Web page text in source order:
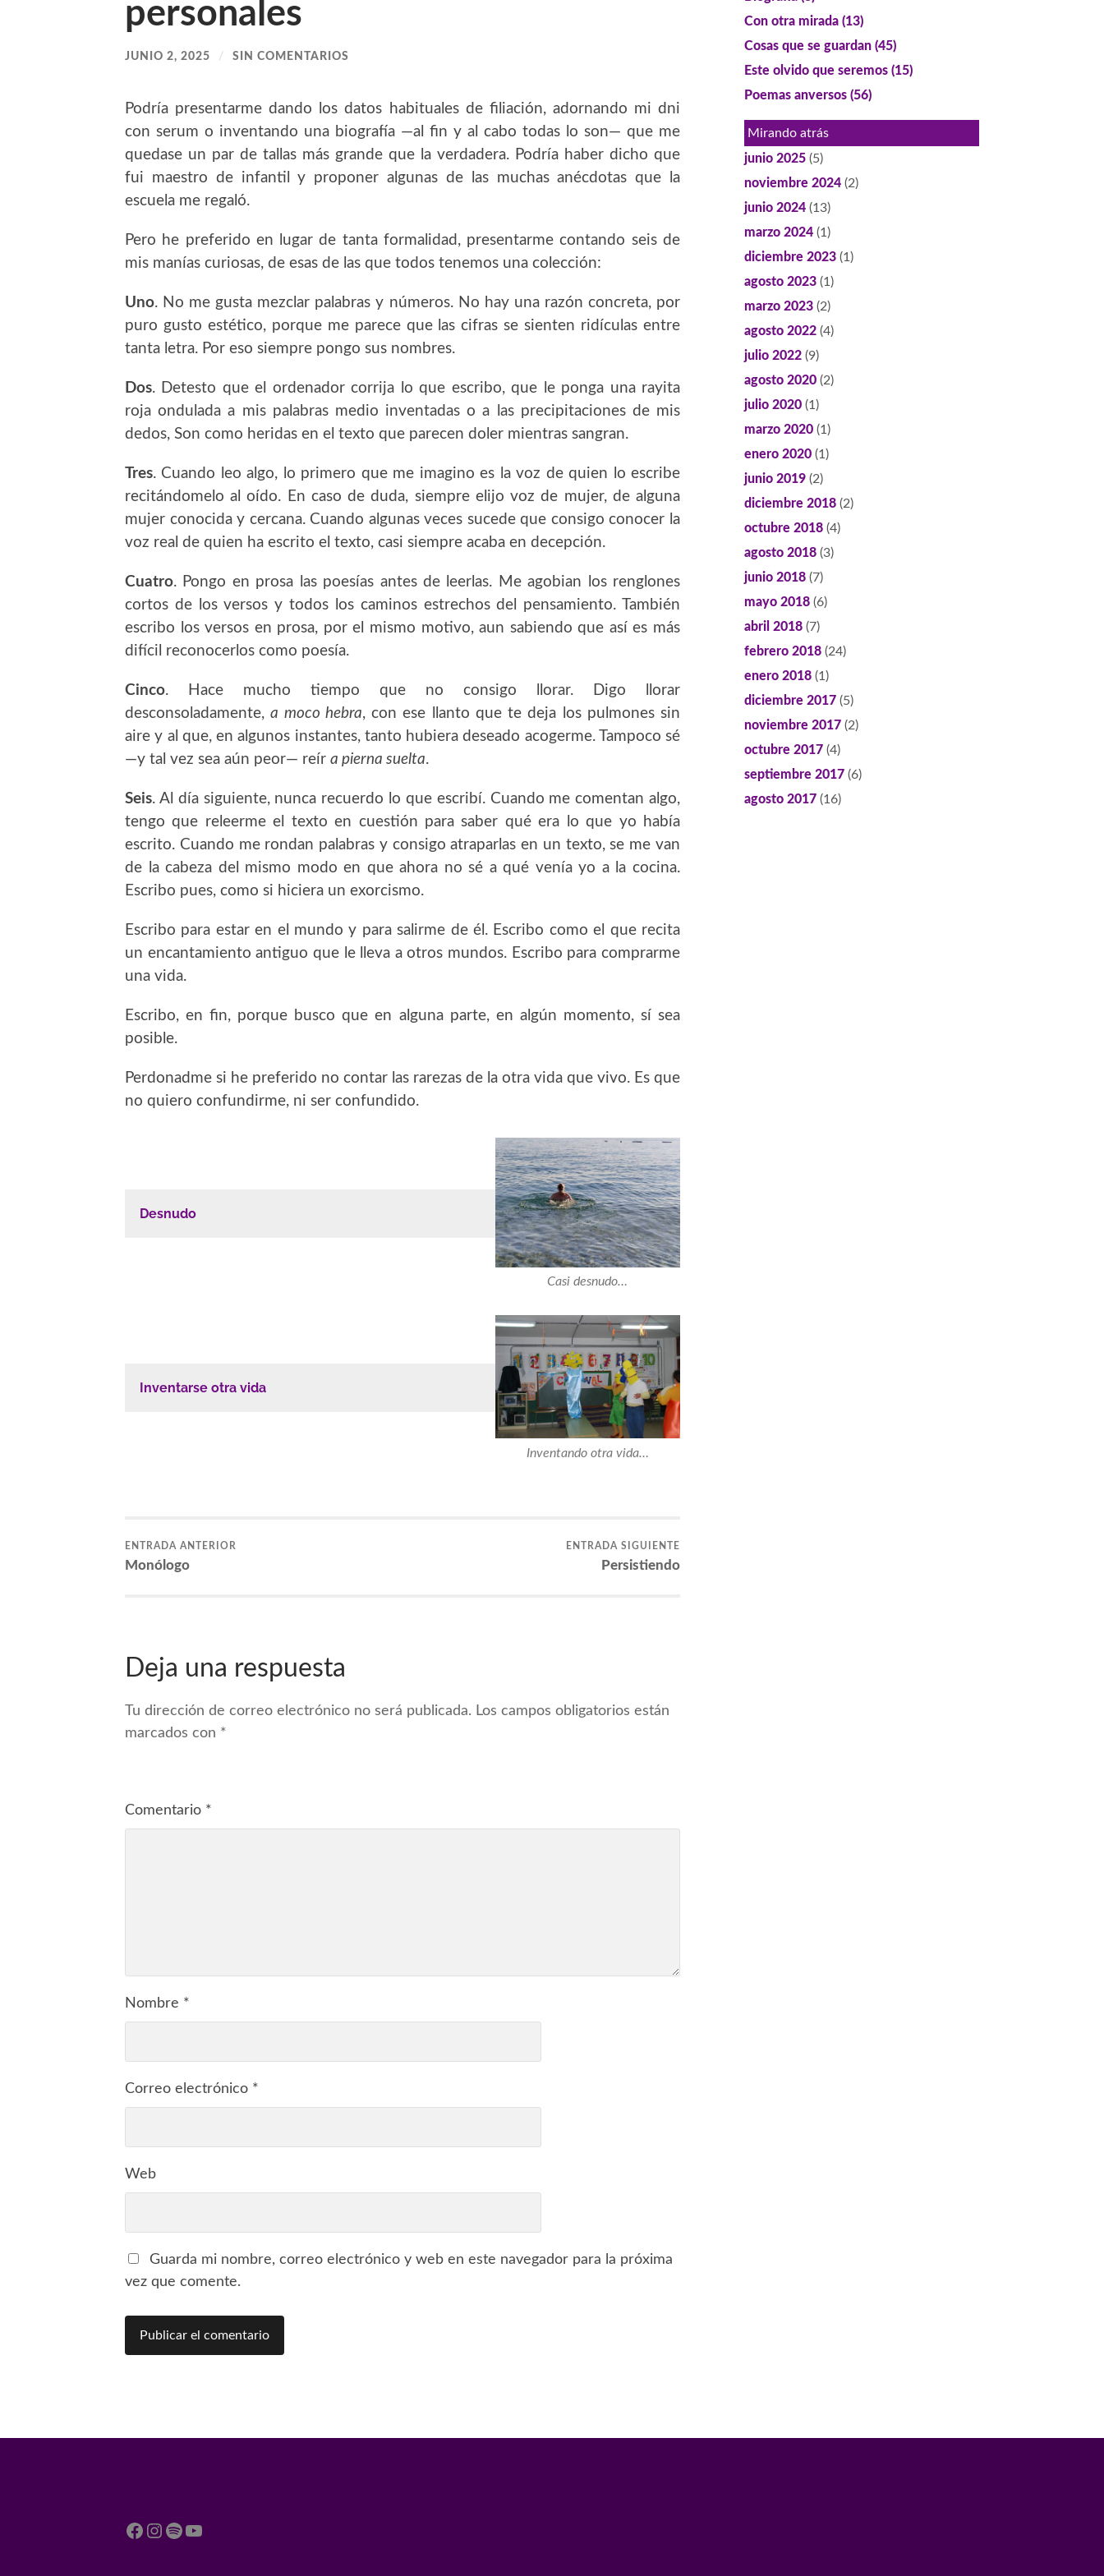
personales
JUNIO 2, 2025 / SIN COMENTARIOS
Podría presentarme dando los datos habituales de filiación, adornando mi dni
con serum o inventando una biografía —al fin y al cabo todas lo son— que me
quedase un par de tallas más grande que la verdadera. Podría haber dicho que
fui maestro de infantil y proponer algunas de las muchas anécdotas que la
escuela me regaló.
Pero he preferido en lugar de tanta formalidad, presentarme contando seis de
mis manías curiosas, de esas de las que todos tenemos una colección:
Uno. No me gusta mezclar palabras y números. No hay una razón concreta, por
puro gusto estético, porque me parece que las cifras se sienten ridículas entre
tanta letra. Por eso siempre pongo sus nombres.
Dos. Detesto que el ordenador corrija lo que escribo, que le ponga una rayita
roja ondulada a mis palabras medio inventadas o a las precipitaciones de mis
dedos, Son como heridas en el texto que parecen doler mientras sangran.
Tres. Cuando leo algo, lo primero que me imagino es la voz de quien lo escribe
recitándomelo al oído. En caso de duda, siempre elijo voz de mujer, de alguna
mujer conocida y cercana. Cuando algunas veces sucede que consigo conocer la
voz real de quien ha escrito el texto, casi siempre acaba en decepción.
Cuatro. Pongo en prosa las poesías antes de leerlas. Me agobian los renglones
cortos de los versos y todos los caminos estrechos del pensamiento. También
escribo los versos en prosa, por el mismo motivo, aun sabiendo que así es más
difícil reconocerlos como poesía.
Cinco. Hace mucho tiempo que no consigo llorar. Digo llorar
desconsoladamente,a moco hebra, con ese llanto que te deja los pulmones sin
aire y al que, en algunos instantes, tanto hubiera deseado acogerme. Tampoco sé
—y tal vez sea aún peor— reír a pierna suelta.
Seis. Al día siguiente, nunca recuerdo lo que escribí. Cuando me comentan algo,
tengo que releerme el texto en cuestión para saber qué era lo que yo había
escrito. Cuando me rondan palabras y consigo atraparlas en un texto, se me van
de la cabeza del mismo modo en que ahora no sé a qué venía yo a la cocina.
Escribo pues, como si hiciera un exorcismo.
Escribo para estar en el mundo y para salirme de él. Escribo como el que recita
un encantamiento antiguo que le lleva a otros mundos. Escribo para comprarme
una vida.
Escribo, en fin, porque busco que en alguna parte, en algún momento, sí sea
posible.
Perdonadme si he preferido no contar las rarezas de la otra vida que vivo. Es que
no quiero confundirme, ni ser confundido.
Desnudo
Casi desnudo…
Inventarse otra vida
Inventando otra vida…
ENTRADA ANTERIOR
Monólogo
ENTRADA SIGUIENTE
Persistiendo
Deja una respuesta
Tu dirección de correo electrónico no será publicada. Los campos obligatorios están
marcados con *
Comentario *
Nombre *
Correo electrónico *
Web
Guarda mi nombre, correo electrónico y web en este navegador para la próxima
vez que comente.
Con otra mirada (13)
Cosas que se guardan (45)
Este olvido que seremos (15)
Poemas anversos (56)
Mirando atrás
junio 2025 (5)
noviembre 2024 (2)
junio 2024 (13)
marzo 2024 (1)
diciembre 2023 (1)
agosto 2023 (1)
marzo 2023 (2)
agosto 2022 (4)
julio 2022 (9)
agosto 2020 (2)
julio 2020 (1)
marzo 2020 (1)
enero 2020 (1)
junio 2019 (2)
diciembre 2018 (2)
octubre 2018 (4)
agosto 2018 (3)
junio 2018 (7)
mayo 2018 (6)
abril 2018 (7)
febrero 2018 (24)
enero 2018 (1)
diciembre 2017 (5)
noviembre 2017 (2)
octubre 2017 (4)
septiembre 2017 (6)
agosto 2017 (16)
Facebook
Instagram
Spotify
YouTube